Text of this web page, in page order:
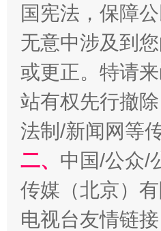
揭开“小金库”的免责
国宪法，保障
无意中涉及到
或更正。特请
站有权先行撤
法制/新闻网等
二、 中国/公众/
传媒（北京）
电视台友情链